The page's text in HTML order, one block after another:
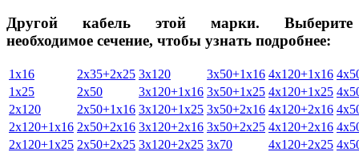
Другой кабель этой марки. Выберите
необходимое сечение, чтобы узнать подробнее:
1х16 2х35+2х25 3х120 3х50+1х16 4х120+1х16
1х25
2х50 3х120+1х16 3х50+1х25 4х120+1х25
2х120
2х50+1х16 3х120+1х25 3х50+2х16 4х120+2х16
2х120+1х16 2х50+2х16 3х120+2х16 3х50+2х25 4х120+2х16
2х120+1х25 2х50+2х25 3х120+2х25 3х70 4х120+2х25